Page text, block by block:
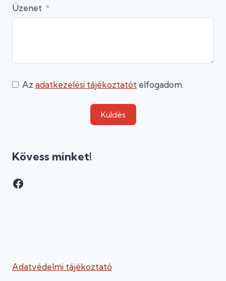
Üzenet
Az adatkezelési tájékoztatót elfogadom.
Küldés
Kövess minket!
Facebook
Adatvédelmi tájékoztató